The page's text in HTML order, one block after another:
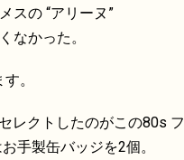
スの “アリーヌ”
なかった。
。
レクトしたのがこの80s フ
手製缶バッジを2個。